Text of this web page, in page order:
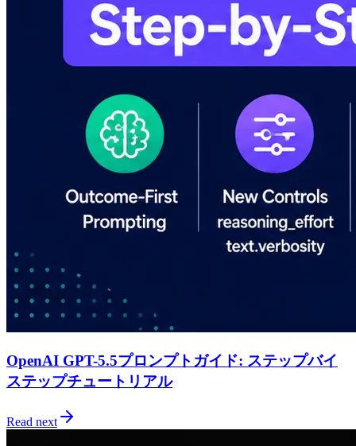
OpenAI GPT-5.5プロンプトガイド: ステップバイ
ステップチュートリアル
Read next